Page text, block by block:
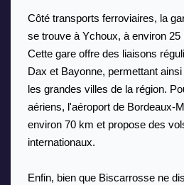
Côté transports ferroviaires, la
se trouve à Ychoux, à environ
Cette gare offre des liaisons
Dax et Bayonne, permettant
les grandes villes de la région.
aériens, l'aéroport de Bordeaux-
environ 70 km et propose des
internationaux.
Enfin, bien que Biscarrosse ne